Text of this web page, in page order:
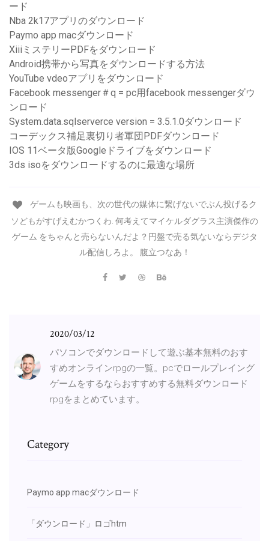
ード
Nba 2k17アプリのダウンロード
Paymo app macダウンロード
XiiiミステリーPDFをダウンロード
Android携帯から写真をダウンロードする方法
YouTube vdeoアプリをダウンロード
Facebook messenger＃q = pc用facebook messengerダウ
ンロード
System.data.sqlserverce version = 3.5.1.0ダウンロード
コーデックス補足裏切り者軍団PDFダウンロード
IOS 11ベータ版Googleドライブをダウンロード
3ds isoをダウンロードするのに最適な場所
ゲームも映画も、次の世代の媒体に繋げないでぶん投げるク
ソどもがすげえむかつくわ. 何考えてマイケルダグラス主演傑作の
ゲーム をちゃんと売らないんだよ？円盤で売る気ないならデジタ
ル配信しろよ。 腹立つなあ！
2020/03/12
パソコンでダウンロードして遊ぶ基本無料のおす
すめオンラインrpgの一覧。pcでロールプレイング
ゲームをするならおすすめする無料ダウンロード
rpgをまとめています。
Category
Paymo app macダウンロード
「ダウンロード」ロゴhtm